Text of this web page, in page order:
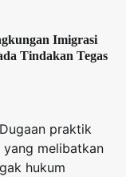
Imigrasi
Tindakan Tegas
praktik
yang melibatkan
hukum